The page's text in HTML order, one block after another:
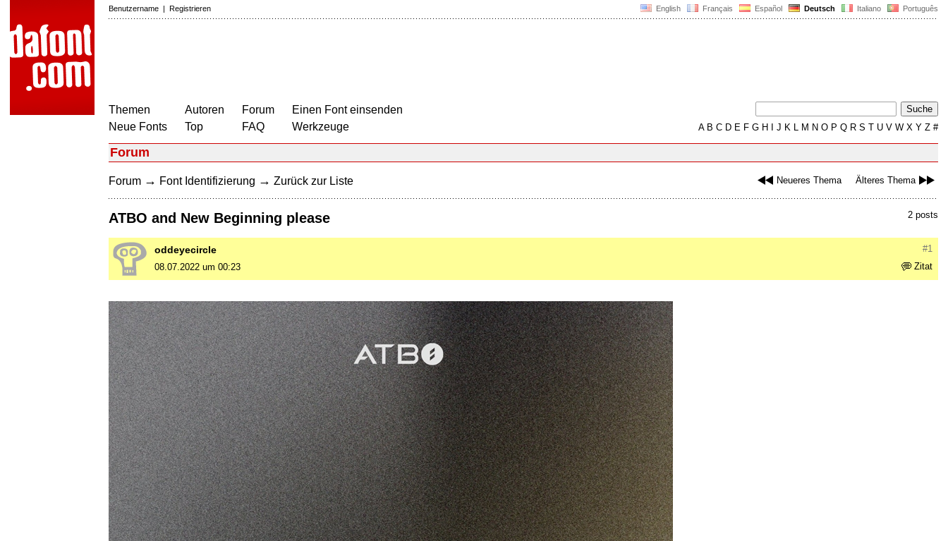
English Français Español Deutsch Italiano Português
Benutzername | Registrieren
Themen
Neue Fonts
Autoren
Top
Forum
FAQ
Einen Font einsenden
Werkzeuge
AB C D E F G H J K L M N O P Q R S T U V W X Y Z #
Forum
Neueres Thema Älteres Thema
Forum → Font Identifizierung → Zurück zur Liste
2 posts
ATBO and New Beginning please
#1
oddeyecircle
Zitat
08.07.2022 um 00:23